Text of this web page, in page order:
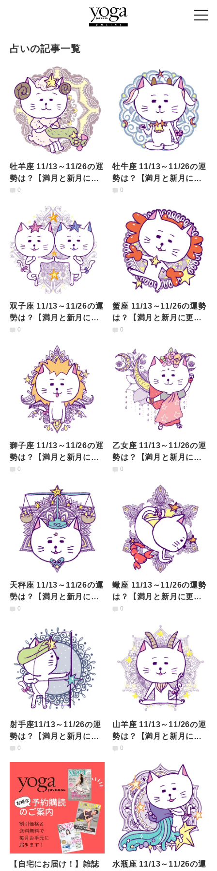
占いの記事一覧
牡羊座 11/13～11/26の運
勢は？【満月と新月に更
新！インド占星術】
0
牡牛座 11/13～11/26の運
勢は？【満月と新月に更
新！インド占星術】
0
双子座 11/13～11/26の運
勢は？【満月と新月に更
新！インド占星術】
0
蟹座 11/13～11/26の運勢
は？【満月と新月に更
新！インド占星術】
0
獅子座 11/13～11/26の運
勢は？【満月と新月に更
新！インド占星術】
0
乙女座 11/13～11/26の運
勢は？【満月と新月に更
新！インド占星術】
0
天秤座 11/13～11/26の運
勢は？【満月と新月に更
新！インド占星術】
0
蠍座 11/13～11/26の運勢
は？【満月と新月に更
新！インド占星術】
0
射手座11/13～11/26の運
勢は？【満月と新月に更
新！インド占星術】
0
山羊座 11/13～11/26の運
勢は？【満月と新月に更
新！インド占星術】
0
【自宅にお届け！】雑誌 水瓶座 11/13～11/26の運